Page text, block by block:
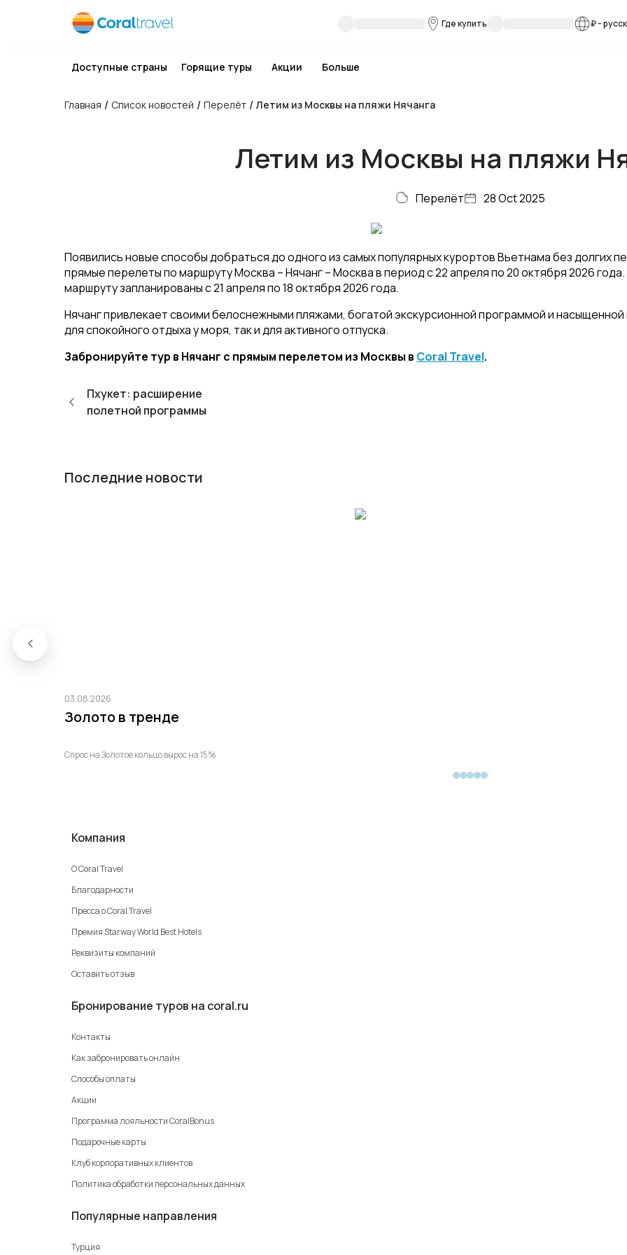
Где купить ₽-
Доступные страны Горящие туры Акции Больше
Главная / Список новостей / Перелёт / Летим из Москвы на пляжи Нячанга
Летим из Москвы на пляжи
Перелёт 28 Oct 2025
Появились новые способы добраться до одного из самых популярных курортов Вьетнама без долгих
прямые перелеты по маршруту Москва – Нячанг – Москва в период с 22 апреля по 20 октября 2026
маршруту запланированы с 21 апреля по 18 октября 2026 года.
Нячанг привлекает своими белоснежными пляжами, богатой экскурсионной программой и
для спокойного отдыха у моря, так и для активного отпуска.
Забронируйте тур в Нячанг с прямым перелетом из Москвы в Coral Travel.
Пхукет: расширение
полетной программы
Последние новости
03.08.2026
Золото в тренде
Спрос на Золотое кольцо вырос на 15%
Компания
О Coral Travel
Благодарности
Пресса о Coral Travel
Премия Starway World Best Hotels
Реквизиты компаний
Оставить отзыв
Бронирование туров на coral.ru
Контакты
Как забронировать онлайн
Способы оплаты
Акции
Программа лояльности CoralBonus
Подарочные карты
Клуб корпоративных клиентов
Политика обработки персональных данных
Популярные направления
Турция